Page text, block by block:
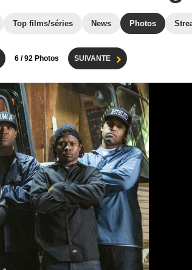
Top films/séries News Photos
6 / 92 Photos SUIVANTE